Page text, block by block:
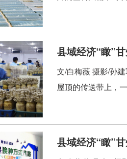
县域经济“瞰”
文/白梅薇 摄影/孙
屋顶的传送带上，